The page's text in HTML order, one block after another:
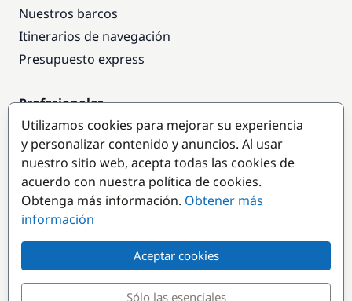
Nuestros barcos
Itinerarios de navegación
Presupuesto express
Profesionales
Acceso empresas
Colaborar como empresa
Destinos populares
Utilizamos cookies para mejorar su experiencia
y personalizar contenido y anuncios. Al usar
nuestro sitio web, acepta todas las cookies de
acuerdo con nuestra política de cookies.
Obtenga más información. Obtener más
información
Aceptar cookies
Sólo las esenciales